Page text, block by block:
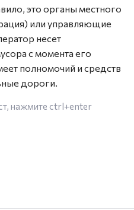
это органы местного
или управляющие
несет
с момента его
полномочий и средств
дороги.
нажмите ctrl+enter